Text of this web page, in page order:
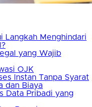
Langkah Menghindari
yang Wajib
OJK
Instan Tanpa Syarat
dan Biaya
Data Pribadi yang